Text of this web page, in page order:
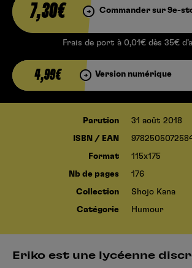
7,30€ Commander sur 9e-
Frais de port à 0,01€ dès 35€
4,99€ Version numérique
Parution 31 août 2018
ISBN / EAN
Format 115x175
Nb de pages 176
Collection Shojo Kana
Catégorie Humour
Eriko est une lycéenne